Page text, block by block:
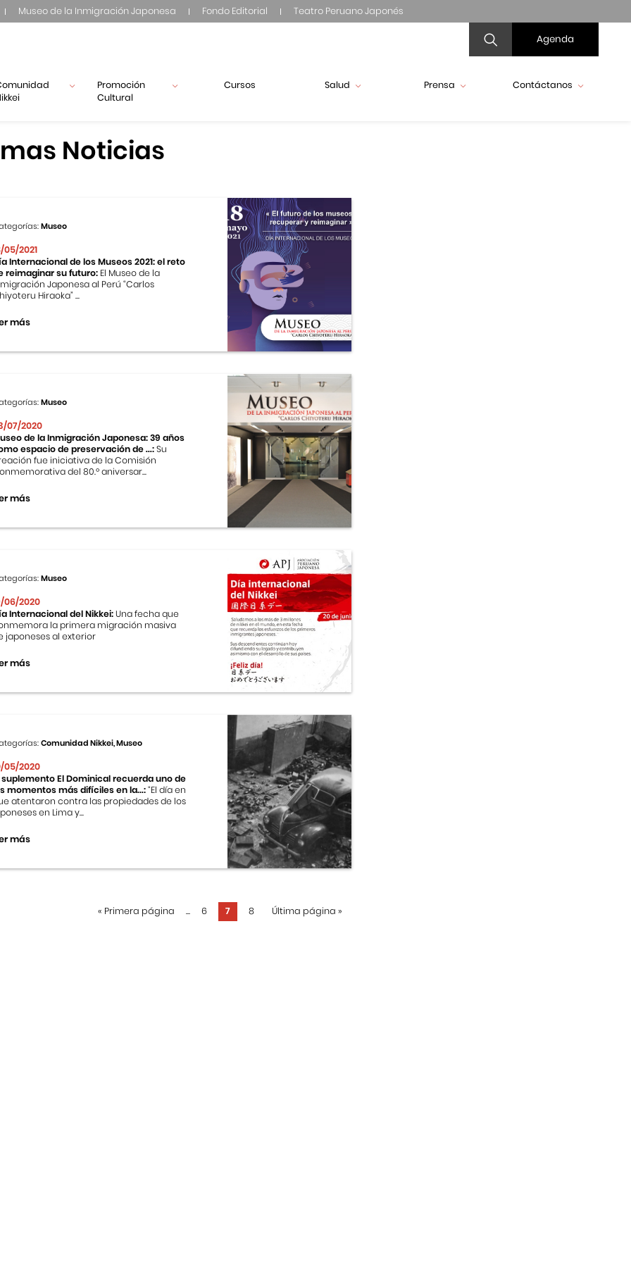
Museo de la Inmigración Japonesa Fondo Editorial Teatro Peruano Japonés
Agenda
Promoción
Cultural
Cursos Salud Prensa Contáctanos
Noticias
Museo
05/2021
Internacional de los Museos 2021: el reto
reimaginar su futuro: El Museo de la
Japonesa al Perú “Carlos
Hiraoka” ...
más
Museo
07/2020
de la Inmigración Japonesa: 39 años
espacio de preservación de ...:Su
fue iniciativa de la Comisión
del 80.º aniversar...
más
Museo
06/2020
Internacional del Nikkei:Una fecha que
la primera migración masiva
japoneses al exterior
más
Comunidad Nikkei, Museo
05/2020
suplemento El Dominical recuerda uno de
momentos más difíciles en la...:“El día en
atentaron contra las propiedades de los
en Lima y...
más
« Primera página ... 6 7 8 Última página »